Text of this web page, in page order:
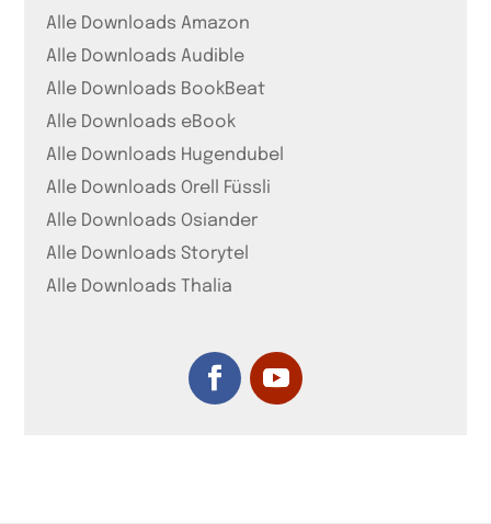
Alle Downloads Amazon
Alle Downloads Audible
Alle Downloads BookBeat
Alle Downloads eBook
Alle Downloads Hugendubel
Alle Downloads Orell Füssli
Alle Downloads Osiander
Alle Downloads Storytel
Alle Downloads Thalia